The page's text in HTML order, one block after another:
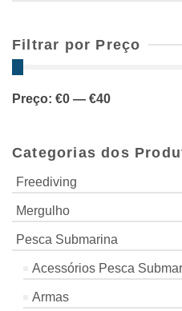
Filtrar por Preço
Preço
Preço
Preço: €0 — €40
Categorias dos
Freediving
Mergulho
Pesca Submarina
Acessórios Pesca
Armas